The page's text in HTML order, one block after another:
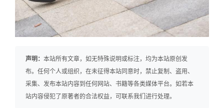
声明： 本站所有文章，如无特殊说明或标注，均为本站原创发
布。任何个人或组织，在未征得本站同意时，禁止复制、盗用、
采集、发布本站内容到任何网站、书籍等各类媒体平台。如若本
站内容侵犯了原著者的合法权益，可联系我们进行处理。